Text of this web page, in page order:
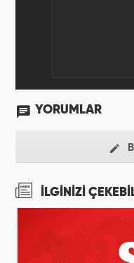
YORUMLAR
İLGİNİZİ